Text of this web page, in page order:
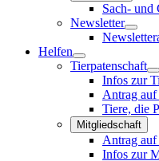
Sach- und
Newsletter
Helfen
Tierpatenschaft
Infos zur
Antrag auf
Tiere, die
Mitgliedschaft
Antrag
Infos zur